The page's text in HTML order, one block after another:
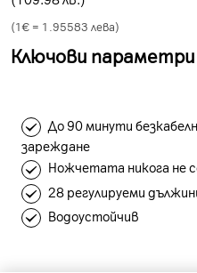
(1€ = 1.95583 лева)
Ключови параметри
До 90 минути
зареждане
Ножчетата никога не
28 регулируеми
Водоустойчив